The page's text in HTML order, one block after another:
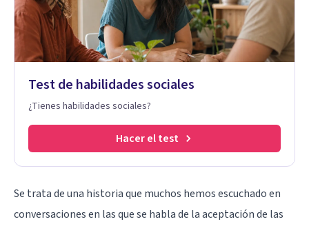
Test de habilidades sociales
¿Tienes habilidades sociales?
Hacer el test
Se trata de una historia que muchos hemos escuchado en
conversaciones en las que se habla de la aceptación de las